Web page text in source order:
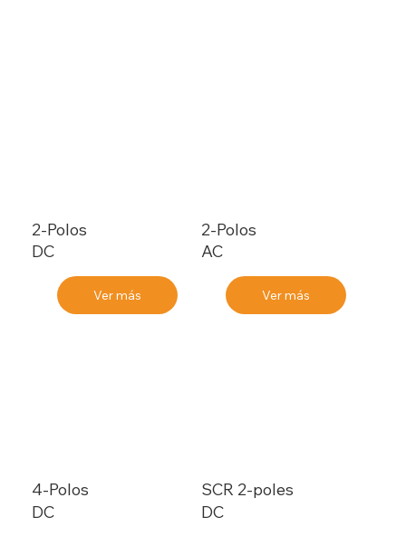
2-Polos
DC
Ver más
2-Polos
AC
Ver más
4-Polos
DC
SCR 2-poles
DC